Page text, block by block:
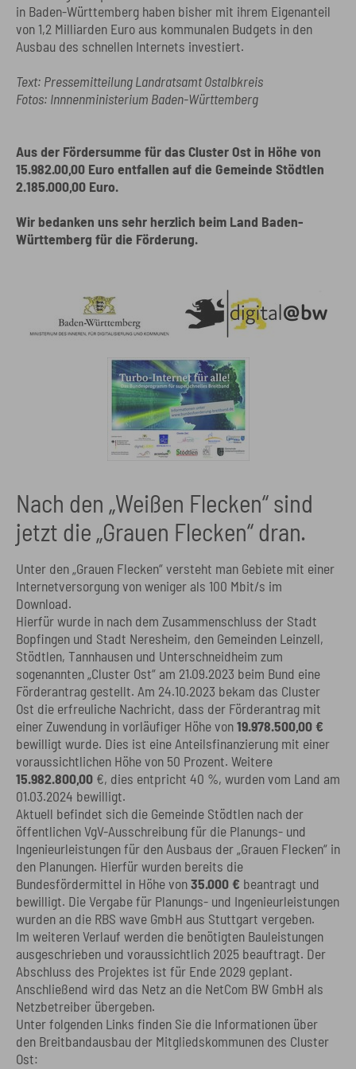
in Baden-Württemberg haben bisher mit ihrem Eigenanteil
von 1,2 Milliarden Euro aus kommunalen Budgets in den
Ausbau des schnellen Internets investiert.
Text: Pressemitteilung Landratsamt Ostalbkreis
Fotos: Innnenministerium Baden-Württemberg
Aus der Fördersumme für das Cluster Ost in Höhe von
15.982.00,00 Euro entfallen auf die Gemeinde Stödtlen
2.185.000,00 Euro.
Wir bedanken uns sehr herzlich beim Land Baden-
Württemberg für die Förderung.
Nach den „Weißen Flecken“ sind
jetzt die „Grauen Flecken“ dran.
Unter den „Grauen Flecken“ versteht man Gebiete mit einer
Internetversorgung von weniger als 100 Mbit/s im
Download.
Hierfür wurde in nach dem Zusammenschluss der Stadt
Bopfingen und Stadt Neresheim, den Gemeinden Leinzell,
Stödtlen, Tannhausen und Unterschneidheim zum
sogenannten „Cluster Ost“ am 21.09.2023 beim Bund eine
Förderantrag gestellt. Am 24.10.2023 bekam das Cluster
Ost die erfreuliche Nachricht, dass der Förderantrag mit
einer Zuwendung in vorläufiger Höhe von19.978.500,00 €
bewilligt wurde. Dies ist eine Anteilsfinanzierung mit einer
voraussichtlichen Höhe von 50 Prozent. Weitere
15.982.800,00 €, dies entpricht 40 %, wurden vom Land am
01.03.2024 bewilligt.
Aktuell befindet sich die Gemeinde Stödtlen nach der
öffentlichen VgV-Ausschreibung für die Planungs- und
Ingenieurleistungen für den Ausbaus der „Grauen Flecken“ in
den Planungen. Hierfür wurden bereits die
Bundesfördermittel in Höhe von35.000 € beantragt und
bewilligt. Die Vergabe für Planungs- und Ingenieurleistungen
wurden an die RBS wave GmbH aus Stuttgart vergeben.
Im weiteren Verlauf werden die benötigten Bauleistungen
ausgeschrieben und voraussichtlich 2025 beauftragt. Der
Abschluss des Projektes ist für Ende 2029 geplant.
Anschließend wird das Netz an die NetCom BW GmbH als
Netzbetreiber übergeben.
Unter folgenden Links finden Sie die Informationen über
den Breitbandausbau der Mitgliedskommunen des Cluster
Ost: